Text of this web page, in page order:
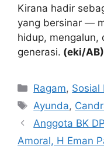
Kirana hadir
yang bersinar —
hidup, mengalun,
generasi. (eki/AB)
Kategori
Ragam, Sosial
Tag
Ayunda,
Anggota BK
Amoral, H Eman